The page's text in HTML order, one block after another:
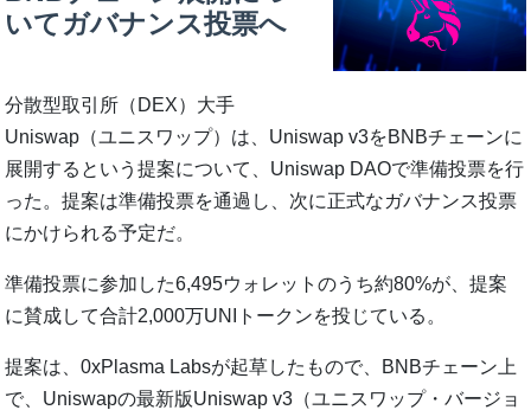
いてガバナンス投票へ
分散型取引所（DEX）大手
Uniswap（ユニスワップ）は、Uniswap v3をBNBチェーンに
展開するという提案について、Uniswap DAOで準備投票を行
った。提案は準備投票を通過し、次に正式なガバナンス投票
にかけられる予定だ。
準備投票に参加した6,495ウォレットのうち約80%が、提案
に賛成して合計2,000万UNIトークンを投じている。
提案は、0xPlasma Labsが起草したもので、BNBチェーン上
で、Uniswapの最新版Uniswap v3（ユニスワップ・バージョ